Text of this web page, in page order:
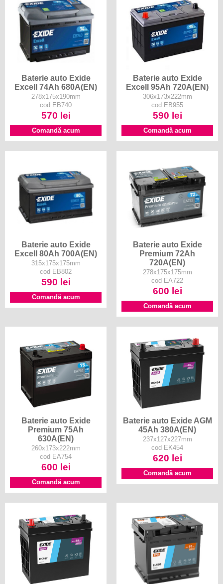
Baterie auto Exide
Excell 74Ah 680A(EN)
278x175x190mm
cod EB740
570 lei
Comandă acum
Baterie auto Exide
Excell 95Ah 720A(EN)
306x173x222mm
cod EB955
590 lei
Comandă acum
Baterie auto Exide
Excell 80Ah 700A(EN)
315x175x175mm
cod EB802
590 lei
Comandă acum
Baterie auto Exide
Premium 72Ah
720A(EN)
278x175x175mm
cod EA722
600 lei
Comandă acum
Baterie auto Exide
Premium 75Ah
630A(EN)
260x173x222mm
cod EA754
600 lei
Comandă acum
Baterie auto Exide AGM
45Ah 380A(EN)
237x127x227mm
cod EK454
620 lei
Comandă acum